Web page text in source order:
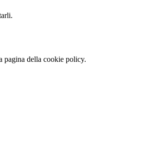
pagina della cookie policy.